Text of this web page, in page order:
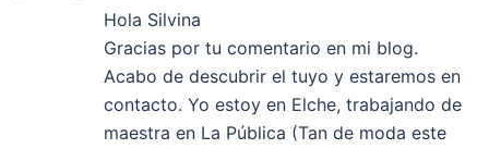
Hola Silvina
Gracias por tu comentario en mi blog.
Acabo de descubrir el tuyo y estaremos en
contacto. Yo estoy en Elche, trabajando de
maestra en La Pública (Tan de moda este